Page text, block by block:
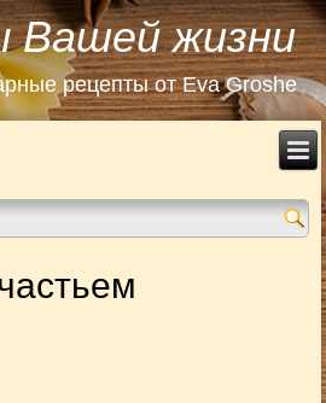
Вашей жизни
рецепты от Eva Groshe